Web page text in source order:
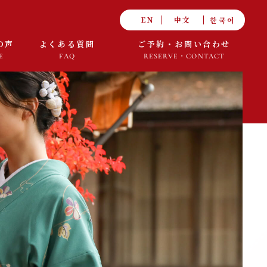
声 よくある質問
FAQ
ご予約・お問い合わせ
RESERVE・CONTACT
EN 中文 한국어